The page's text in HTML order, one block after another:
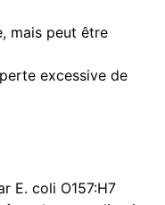
mais peut être
excessive de
E. coli O157:H7